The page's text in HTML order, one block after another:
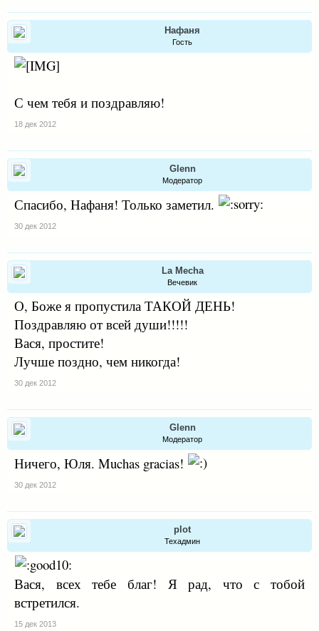
Нафаня
Гость
С чем тебя и поздравляю!
18 дек 2012
Glenn
Модератор
Спасибо, Нафаня! Только заметил.
30 дек 2012
La Mecha
Вечевик
О, Боже я пропустила ТАКОЙ ДЕНЬ!
Поздравляю от всей души!!!!!
Вася, простите!
Лучше поздно, чем никогда!
30 дек 2012
Glenn
Модератор
Ничего, Юля. Muchas gracias!
30 дек 2012
plot
Техадмин
Вася, всех тебе благ! Я рад, что с тобой
встретился.
15 дек 2013